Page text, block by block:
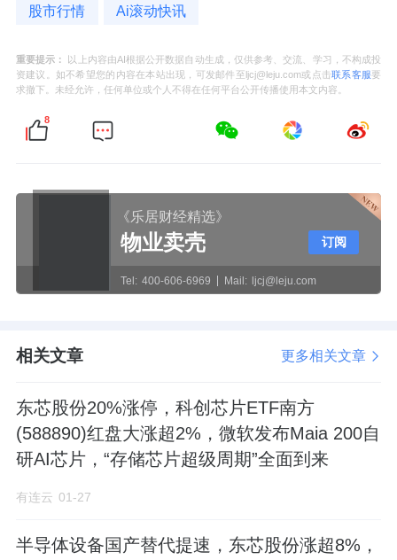
股市行情 Ai滚动快讯
重要提示：
以上内容由AI根据公开数据自动生成，仅供参考、交流、学习，不构成投
资建议。如不希望您的内容在本站出现，可发邮件至ljcj@leju.com或点击联系客服要
求撤下。未经允许，任何单位或个人不得在任何平台公开传播使用本文内容。
8
《乐居财经精选》
物业卖壳
Tel: 400-606-6969 Mail: ljcj@leju.com
订阅
相关文章 更多相关文章
东芯股份20%涨停，科创芯片ETF南方
(588890)红盘大涨超2%，微软发布Maia 200自
研AI芯片，“存储芯片超级周期”全面到来
有连云 01-27
半导体设备国产替代提速，东芯股份涨超8%，